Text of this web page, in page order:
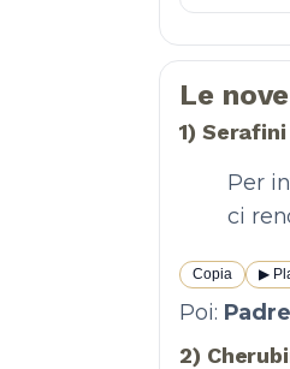
Le
1) Serafini
Per
ci
Copia ▶︎
Poi:
2)